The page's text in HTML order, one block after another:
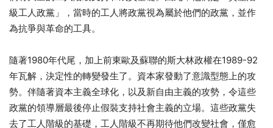
級工人政黨」，當時的工人將政黨視為屬於他們的政黨，並作
為抗爭與革命的工具。
隨著1980年代尾，加上前東歐及蘇聯的斯大林政權在1989-92
年瓦解，決定性的轉變發生了。資本家發動了意識型態上的攻
勢。伴隨著資本主義全球化，以及新自由主義的攻勢，令這些
政黨的領導層最後停止假裝支持社會主義的立場。這些政黨失
去了工人階級的基礎，工人階級不再期待他們改變社會，僅愈